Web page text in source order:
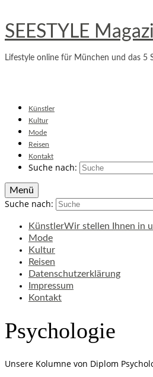
SEESTYLE
Lifestyle online für München und das 5
Künstler
Kultur
Mode
Reisen
Kontakt
Suche nach:
Menü
Suche nach:
KünstlerWir stellen Ihnen in
Mode
Kultur
Reisen
Datenschutzerklärung
Impressum
Kontakt
Psychologie
Unsere Kolumne von Diplom